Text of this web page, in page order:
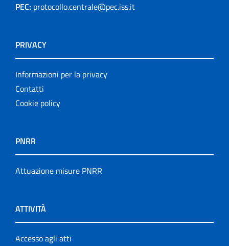
PEC: protocollo.centrale@pec.iss.it
PRIVACY
Informazioni per la privacy
Contatti
Cookie policy
PNRR
Attuazione misure PNRR
ATTIVITÀ
Accesso agli atti